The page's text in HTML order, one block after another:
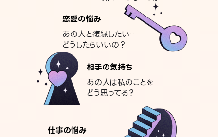
恋愛の悩み
あの人と復縁したい…
どうしたらいいの？
相手の気持ち
あの人は私のことを
どう思ってる？
仕事の悩み